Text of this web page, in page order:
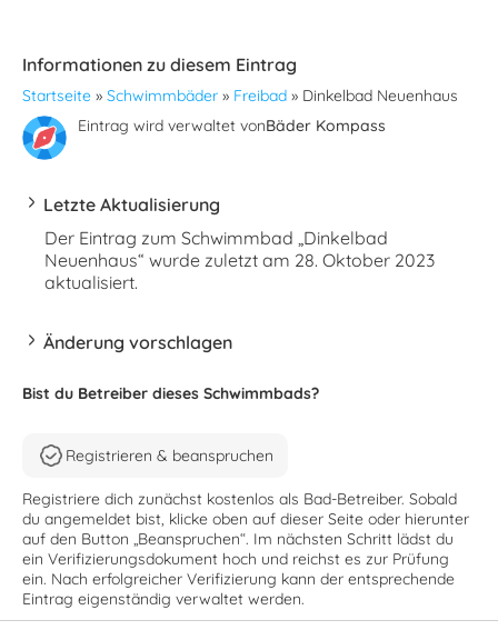
Informationen zu diesem Eintrag
Startseite » Schwimmbäder » Freibad » Dinkelbad Neuenhaus
Eintrag wird verwaltet vonBäder Kompass
Letzte Aktualisierung
Der Eintrag zum Schwimmbad „Dinkelbad
Neuenhaus“ wurde zuletzt am 28. Oktober 2023
aktualisiert.
Änderung vorschlagen
Bist du Betreiber dieses Schwimmbads?
Registrieren & beanspruchen
Registriere dich zunächst kostenlos als Bad-Betreiber. Sobald
du angemeldet bist, klicke oben auf dieser Seite oder hierunter
auf den Button „Beanspruchen“. Im nächsten Schritt lädst du
ein Verifizierungsdokument hoch und reichst es zur Prüfung
ein. Nach erfolgreicher Verifizierung kann der entsprechende
Eintrag eigenständig verwaltet werden.